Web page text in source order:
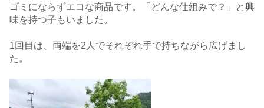
ゴミにならずエコな商品です。「どんな仕組みで？」と興
味を持つ子もいました。
1回目は、両端を2人でそれぞれ手で持ちながら広げまし
た。